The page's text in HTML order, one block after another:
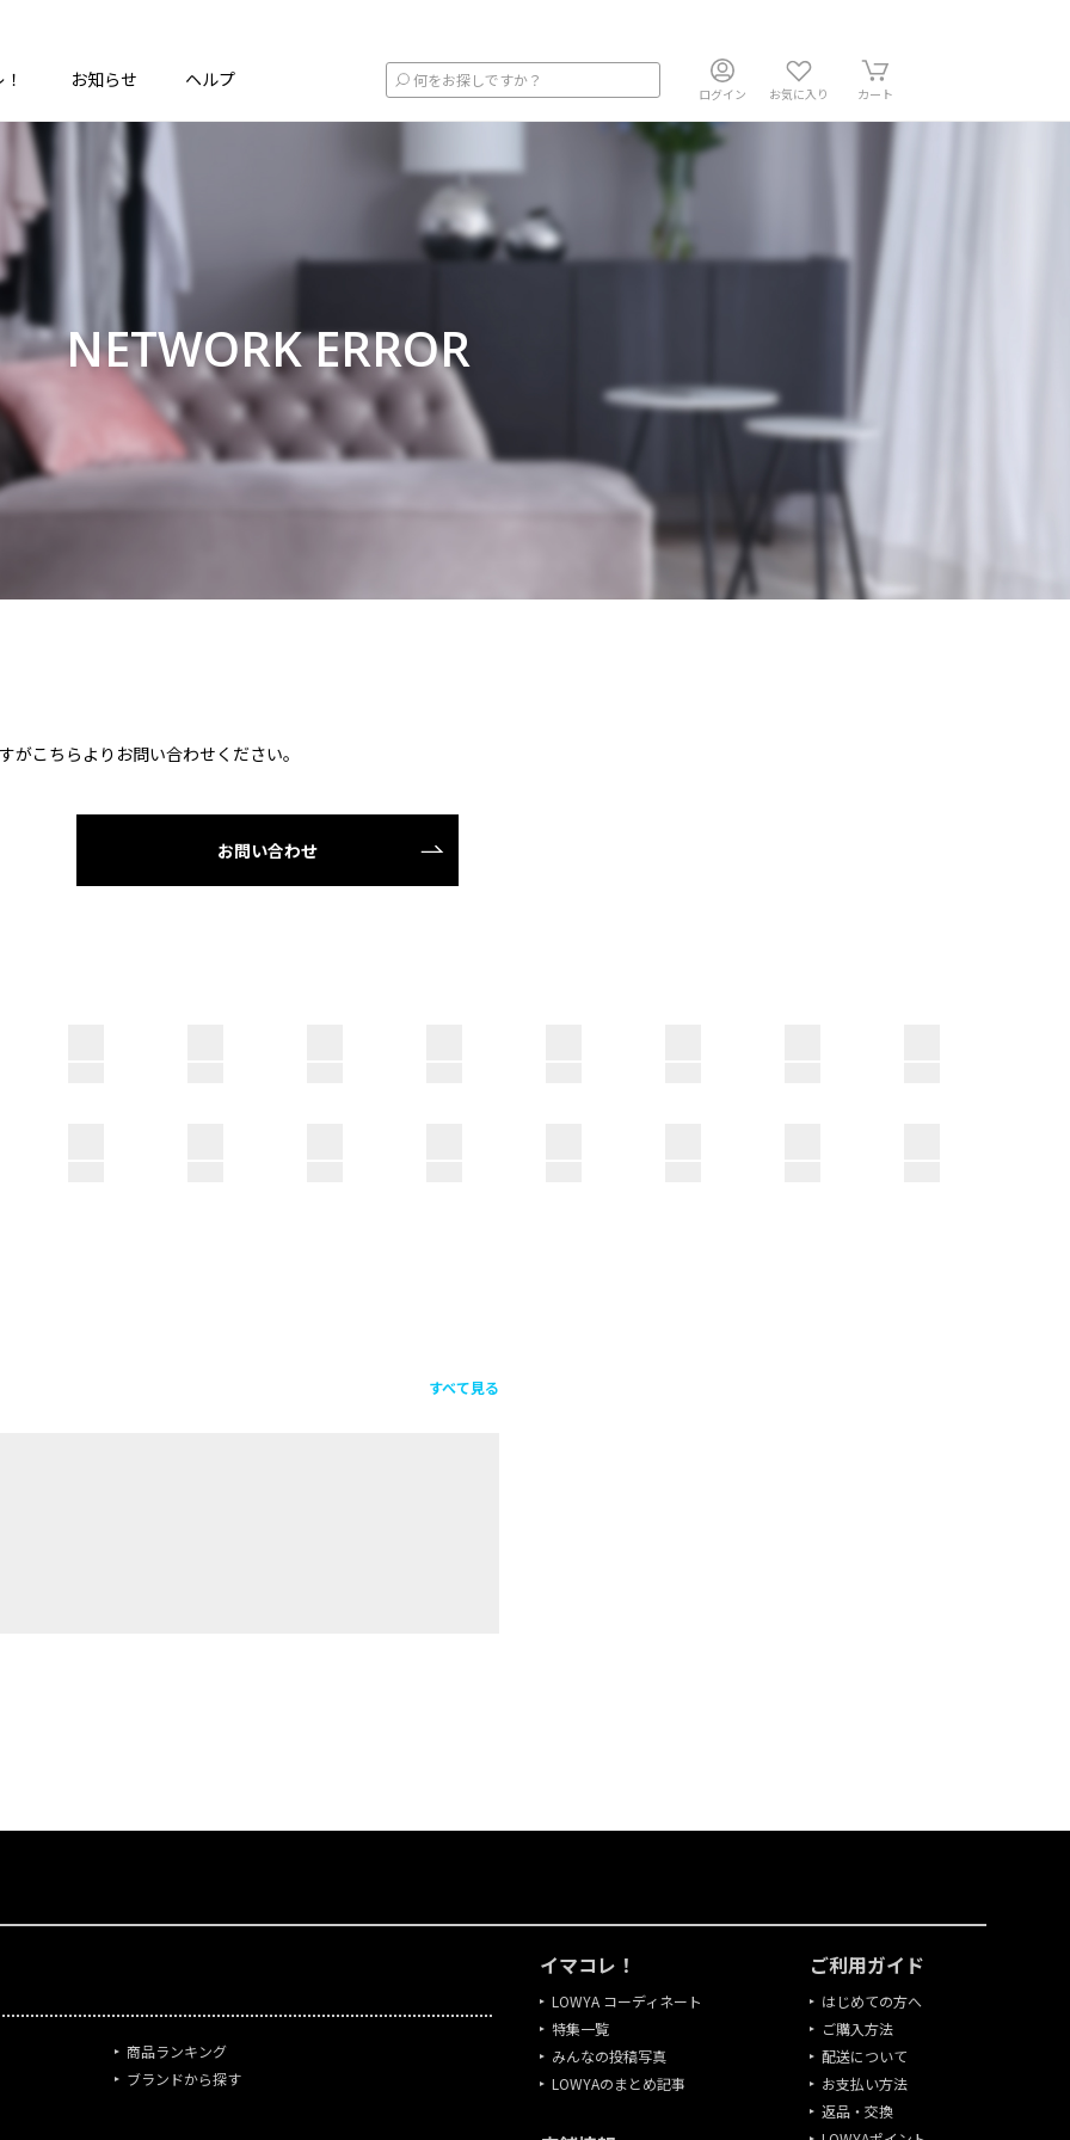
お知らせ ヘルプ
ログイン お気に入り カート
NETWORK ERROR
こちらよりお問い合わせください。
お問い合わせ
すべて見る
商品ランキング
ブランドから探す
イマコレ！
LOWYA コーディネート
特集一覧
みんなの投稿写真
LOWYAのまとめ記事
ご利用ガイド
はじめての方へ
ご購入方法
配送について
お支払い方法
返品・交換